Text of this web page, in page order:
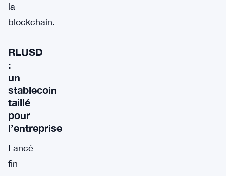
la
blockchain.
RLUSD
:
un
stablecoin
taillé
pour
l’entreprise
Lancé
fin